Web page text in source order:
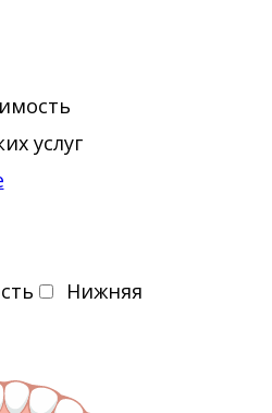
услуг
Нижняя